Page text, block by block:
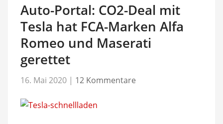
Auto-Portal: CO2-Deal mit
Tesla hat FCA-Marken Alfa
Romeo und Maserati
gerettet
16. Mai 2020 | 12 Kommentare